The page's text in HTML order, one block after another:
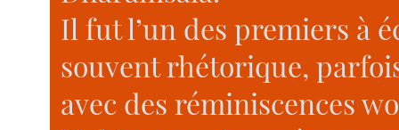
Il fut l’un des premiers à
souvent rhétorique,
avec des réminiscences